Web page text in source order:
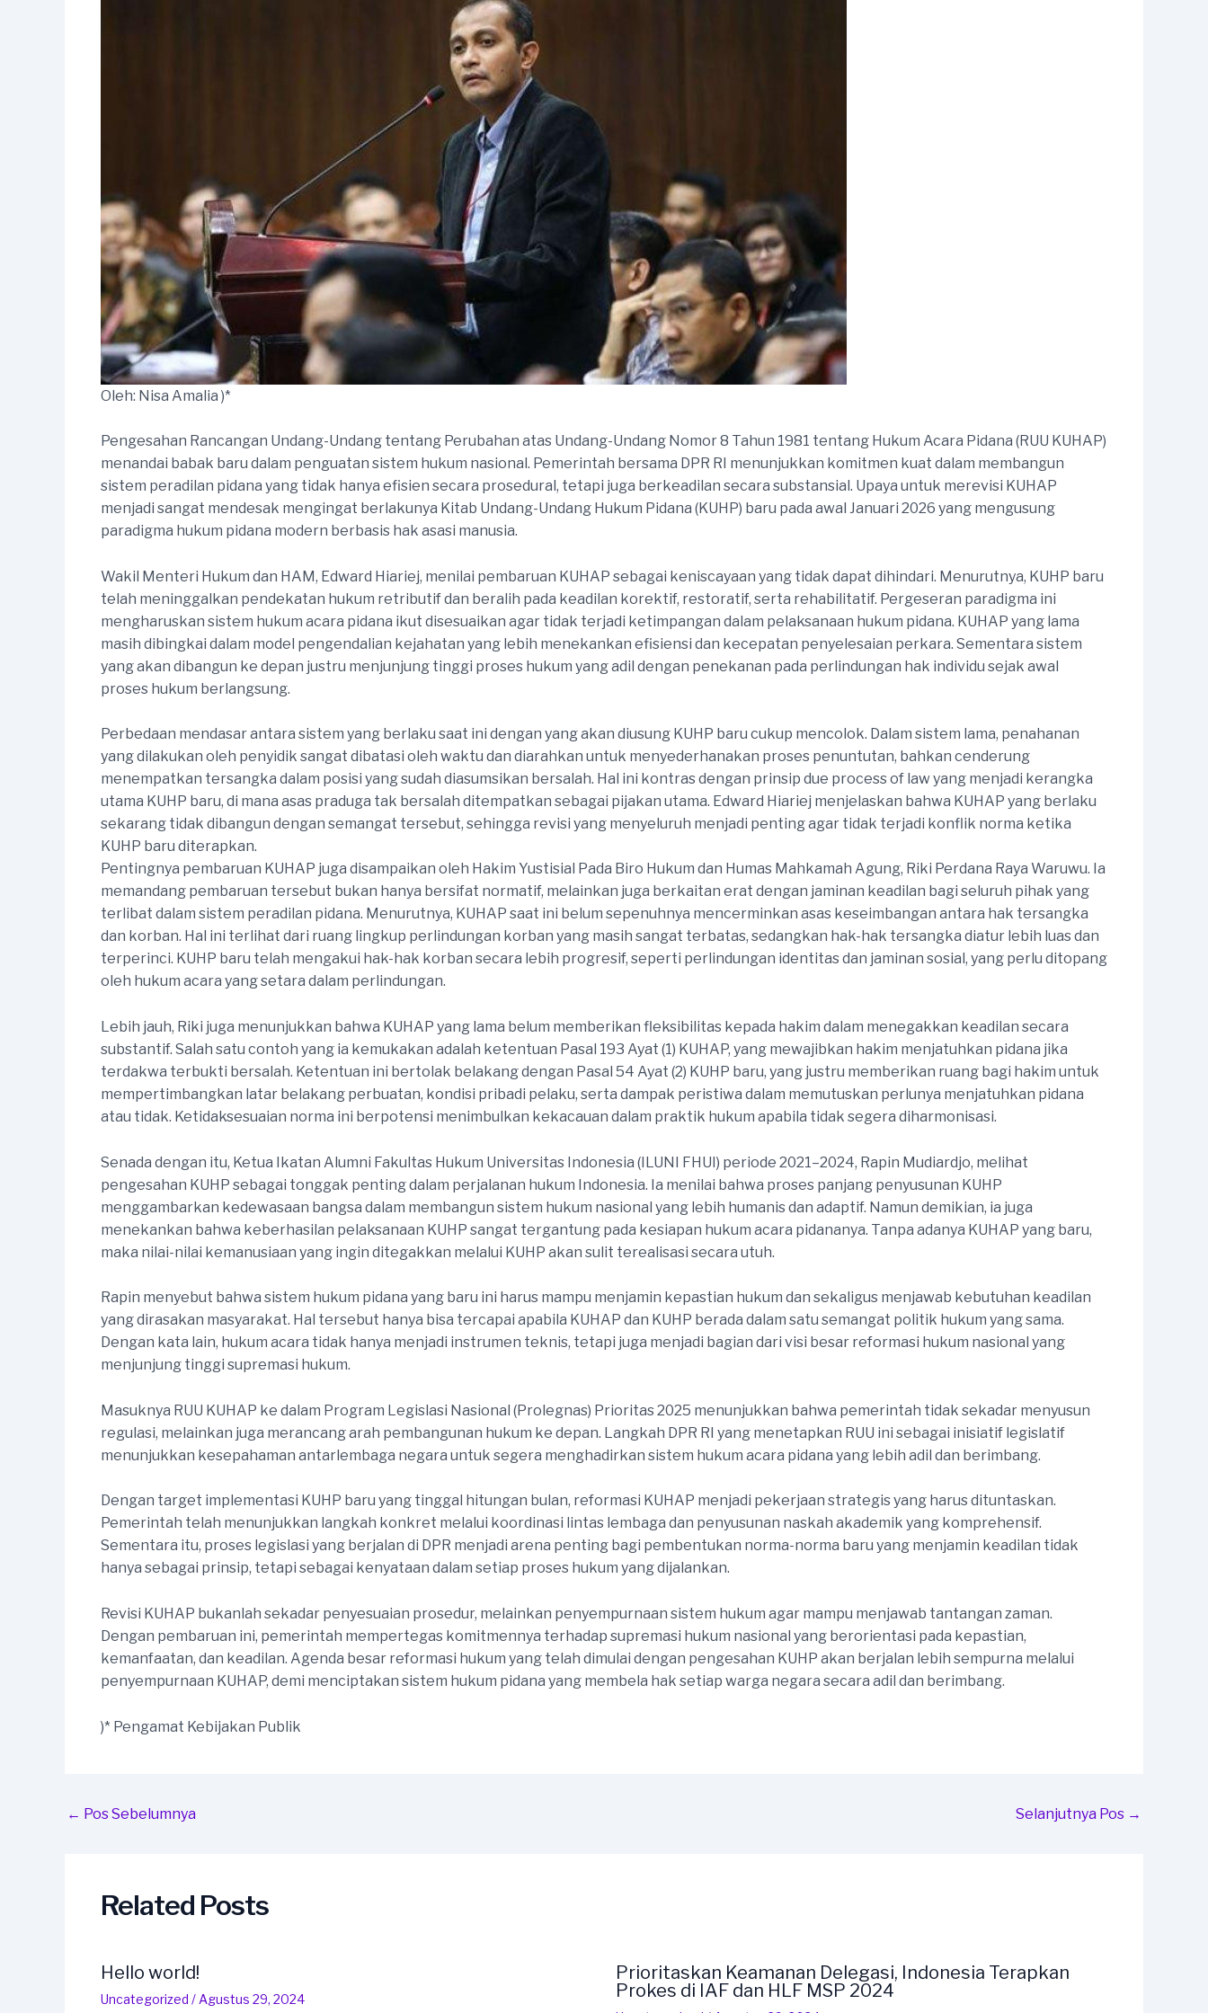
Oleh: Nisa Amalia )*
Pengesahan Rancangan Undang-Undang tentang Perubahan atas Undang-Undang Nomor 8 Tahun 1981 tentang Hukum Acara Pidana (RUU KUHAP)
menandai babak baru dalam penguatan sistem hukum nasional. Pemerintah bersama DPR RI menunjukkan komitmen kuat dalam membangun
sistem peradilan pidana yang tidak hanya efisien secara prosedural, tetapi juga berkeadilan secara substansial. Upaya untuk merevisi KUHAP
menjadi sangat mendesak mengingat berlakunya Kitab Undang-Undang Hukum Pidana (KUHP) baru pada awal Januari 2026 yang mengusung
paradigma hukum pidana modern berbasis hak asasi manusia.
Wakil Menteri Hukum dan HAM, Edward Hiariej, menilai pembaruan KUHAP sebagai keniscayaan yang tidak dapat dihindari. Menurutnya, KUHP baru
telah meninggalkan pendekatan hukum retributif dan beralih pada keadilan korektif, restoratif, serta rehabilitatif. Pergeseran paradigma ini
mengharuskan sistem hukum acara pidana ikut disesuaikan agar tidak terjadi ketimpangan dalam pelaksanaan hukum pidana. KUHAP yang lama
masih dibingkai dalam model pengendalian kejahatan yang lebih menekankan efisiensi dan kecepatan penyelesaian perkara. Sementara sistem
yang akan dibangun ke depan justru menjunjung tinggi proses hukum yang adil dengan penekanan pada perlindungan hak individu sejak awal
proses hukum berlangsung.
Perbedaan mendasar antara sistem yang berlaku saat ini dengan yang akan diusung KUHP baru cukup mencolok. Dalam sistem lama, penahanan
yang dilakukan oleh penyidik sangat dibatasi oleh waktu dan diarahkan untuk menyederhanakan proses penuntutan, bahkan cenderung
menempatkan tersangka dalam posisi yang sudah diasumsikan bersalah. Hal ini kontras dengan prinsip due process of law yang menjadi kerangka
utama KUHP baru, di mana asas praduga tak bersalah ditempatkan sebagai pijakan utama. Edward Hiariej menjelaskan bahwa KUHAP yang berlaku
sekarang tidak dibangun dengan semangat tersebut, sehingga revisi yang menyeluruh menjadi penting agar tidak terjadi konflik norma ketika
KUHP baru diterapkan.
Pentingnya pembaruan KUHAP juga disampaikan oleh Hakim Yustisial Pada Biro Hukum dan Humas Mahkamah Agung, Riki Perdana Raya Waruwu. Ia
memandang pembaruan tersebut bukan hanya bersifat normatif, melainkan juga berkaitan erat dengan jaminan keadilan bagi seluruh pihak yang
terlibat dalam sistem peradilan pidana. Menurutnya, KUHAP saat ini belum sepenuhnya mencerminkan asas keseimbangan antara hak tersangka
dan korban. Hal ini terlihat dari ruang lingkup perlindungan korban yang masih sangat terbatas, sedangkan hak-hak tersangka diatur lebih luas dan
terperinci. KUHP baru telah mengakui hak-hak korban secara lebih progresif, seperti perlindungan identitas dan jaminan sosial, yang perlu ditopang
oleh hukum acara yang setara dalam perlindungan.
Lebih jauh, Riki juga menunjukkan bahwa KUHAP yang lama belum memberikan fleksibilitas kepada hakim dalam menegakkan keadilan secara
substantif. Salah satu contoh yang ia kemukakan adalah ketentuan Pasal 193 Ayat (1) KUHAP, yang mewajibkan hakim menjatuhkan pidana jika
terdakwa terbukti bersalah. Ketentuan ini bertolak belakang dengan Pasal 54 Ayat (2) KUHP baru, yang justru memberikan ruang bagi hakim untuk
mempertimbangkan latar belakang perbuatan, kondisi pribadi pelaku, serta dampak peristiwa dalam memutuskan perlunya menjatuhkan pidana
atau tidak. Ketidaksesuaian norma ini berpotensi menimbulkan kekacauan dalam praktik hukum apabila tidak segera diharmonisasi.
Senada dengan itu, Ketua Ikatan Alumni Fakultas Hukum Universitas Indonesia (ILUNI FHUI) periode 2021–2024, Rapin Mudiardjo, melihat
pengesahan KUHP sebagai tonggak penting dalam perjalanan hukum Indonesia. Ia menilai bahwa proses panjang penyusunan KUHP
menggambarkan kedewasaan bangsa dalam membangun sistem hukum nasional yang lebih humanis dan adaptif. Namun demikian, ia juga
menekankan bahwa keberhasilan pelaksanaan KUHP sangat tergantung pada kesiapan hukum acara pidananya. Tanpa adanya KUHAP yang baru,
maka nilai-nilai kemanusiaan yang ingin ditegakkan melalui KUHP akan sulit terealisasi secara utuh.
Rapin menyebut bahwa sistem hukum pidana yang baru ini harus mampu menjamin kepastian hukum dan sekaligus menjawab kebutuhan keadilan
yang dirasakan masyarakat. Hal tersebut hanya bisa tercapai apabila KUHAP dan KUHP berada dalam satu semangat politik hukum yang sama.
Dengan kata lain, hukum acara tidak hanya menjadi instrumen teknis, tetapi juga menjadi bagian dari visi besar reformasi hukum nasional yang
menjunjung tinggi supremasi hukum.
Masuknya RUU KUHAP ke dalam Program Legislasi Nasional (Prolegnas) Prioritas 2025 menunjukkan bahwa pemerintah tidak sekadar menyusun
regulasi, melainkan juga merancang arah pembangunan hukum ke depan. Langkah DPR RI yang menetapkan RUU ini sebagai inisiatif legislatif
menunjukkan kesepahaman antarlembaga negara untuk segera menghadirkan sistem hukum acara pidana yang lebih adil dan berimbang.
Dengan target implementasi KUHP baru yang tinggal hitungan bulan, reformasi KUHAP menjadi pekerjaan strategis yang harus dituntaskan.
Pemerintah telah menunjukkan langkah konkret melalui koordinasi lintas lembaga dan penyusunan naskah akademik yang komprehensif.
Sementara itu, proses legislasi yang berjalan di DPR menjadi arena penting bagi pembentukan norma-norma baru yang menjamin keadilan tidak
hanya sebagai prinsip, tetapi sebagai kenyataan dalam setiap proses hukum yang dijalankan.
Revisi KUHAP bukanlah sekadar penyesuaian prosedur, melainkan penyempurnaan sistem hukum agar mampu menjawab tantangan zaman.
Dengan pembaruan ini, pemerintah mempertegas komitmennya terhadap supremasi hukum nasional yang berorientasi pada kepastian,
kemanfaatan, dan keadilan. Agenda besar reformasi hukum yang telah dimulai dengan pengesahan KUHP akan berjalan lebih sempurna melalui
penyempurnaan KUHAP, demi menciptakan sistem hukum pidana yang membela hak setiap warga negara secara adil dan berimbang.
)* Pengamat Kebijakan Publik
Post
← Pos Sebelumnya Selanjutnya Pos →
Related Posts
Hello world!
Uncategorized / Agustus 29, 2024
Prioritaskan Keamanan Delegasi, Indonesia Terapkan
Prokes di IAF dan HLF MSP 2024